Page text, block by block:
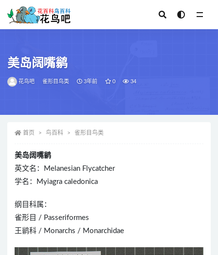
美岛阔嘴鹟
花鸟吧 雀形目鸟类 3年前 0 34
首页 鸟百科 雀形目鸟类
美岛阔嘴鹟
英文名：Melanesian Flycatcher
学名：Myiagra caledonica
纲目科属：
雀形目 / Passeriformes
王鹟科 / Monarchs / Monarchidae